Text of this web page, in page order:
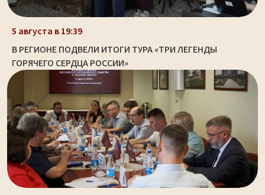
5 августа в 19:39
В РЕГИОНЕ ПОДВЕЛИ ИТОГИ ТУРА «ТРИ ЛЕГЕНДЫ
ГОРЯЧЕГО СЕРДЦА РОССИИ»